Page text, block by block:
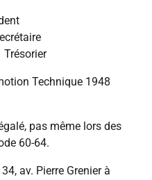
Technique 1948
pas même lors des
60-64.
av. Pierre Grenier à